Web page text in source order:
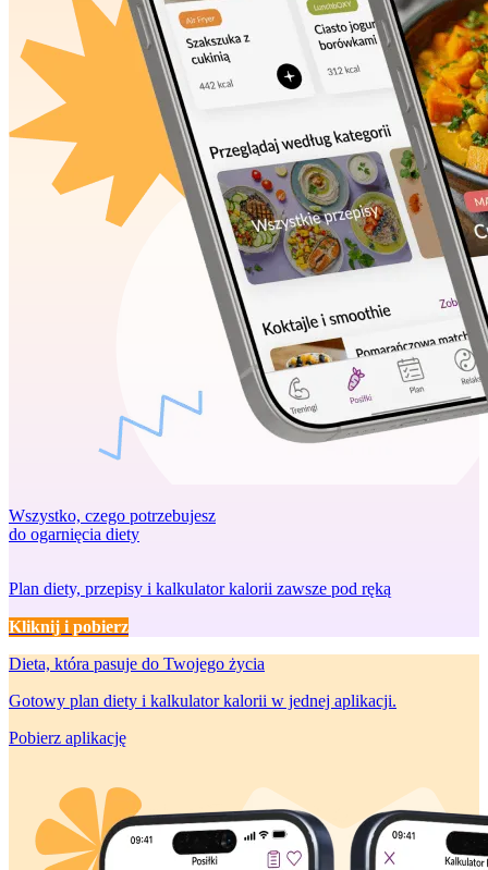
Wszystko, czego potrzebujesz
do ogarnięcia diety
Plan diety, przepisy i kalkulator kalorii zawsze pod ręką
Kliknij i pobierz
Dieta, która pasuje do Twojego życia
Gotowy plan diety i kalkulator kalorii w jednej aplikacji.
Pobierz aplikację